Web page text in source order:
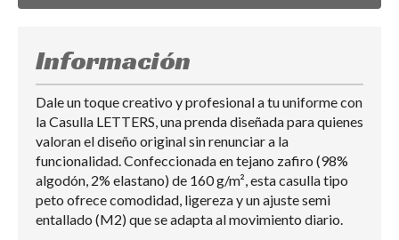
Información
Dale un toque creativo y profesional a tu uniforme con
la Casulla LETTERS, una prenda diseñada para quienes
valoran el diseño original sin renunciar a la
funcionalidad. Confeccionada en tejano zafiro (98%
algodón, 2% elastano) de 160 g/m², esta casulla tipo
peto ofrece comodidad, ligereza y un ajuste semi
entallado (M2) que se adapta al movimiento diario.